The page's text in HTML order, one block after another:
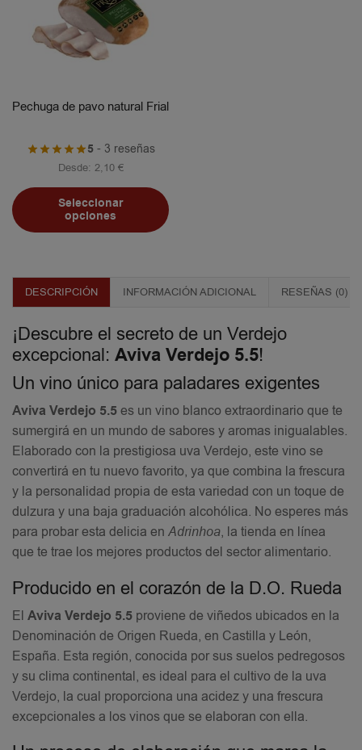
Pechuga de pavo natural Frial
5- 3 reseñas
Desde: 2,10 €
Seleccionar
opciones
DESCRIPCIÓN INFORMACIÓN ADICIONAL RESEÑAS (0)
¡Descubre el secreto de un Verdejo
excepcional: Aviva Verdejo 5.5!
Un vino único para paladares exigentes
Aviva Verdejo 5.5es un vino blanco extraordinario que te
sumergirá en un mundo de sabores y aromas inigualables.
Elaborado con la prestigiosa uva Verdejo, este vino se
convertirá en tu nuevo favorito, ya que combina la frescura
y la personalidad propia de esta variedad con un toque de
dulzura y una baja graduación alcohólica. No esperes más
para probar esta delicia en Adrinhoa, la tienda en línea
que te trae los mejores productos del sector alimentario.
Producido en el corazón de la D.O. Rueda
El Aviva Verdejo 5.5 proviene de viñedos ubicados en la
Denominación de Origen Rueda, en Castilla y León,
España. Esta región, conocida por sus suelos pedregosos
y su clima continental, es ideal para el cultivo de la uva
Verdejo, la cual proporciona una acidez y una frescura
excepcionales a los vinos que se elaboran con ella.